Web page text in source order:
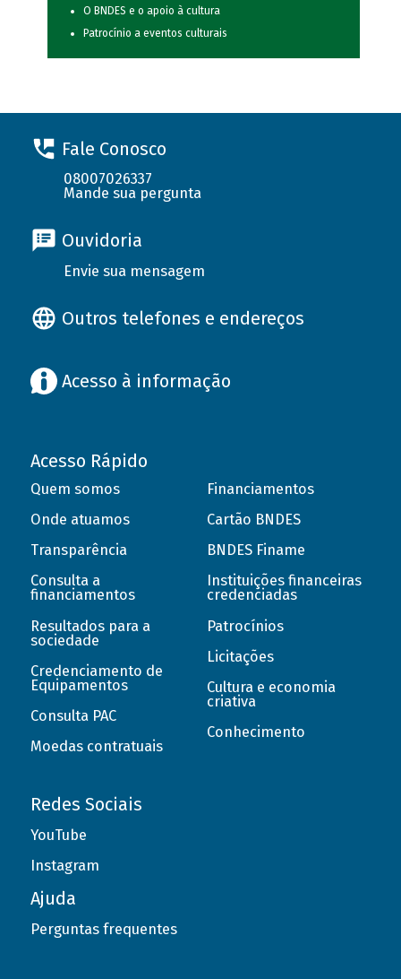
O BNDES e o apoio à cultura
Patrocínio a eventos culturais
Fale Conosco
08007026337
Mande sua pergunta
Ouvidoria
Envie sua mensagem
Outros telefones e endereços
Acesso à informação
Acesso Rápido
Quem somos
Onde atuamos
Transparência
Consulta a
financiamentos
Resultados para a
sociedade
Credenciamento de
Equipamentos
Consulta PAC
Moedas contratuais
Financiamentos
Cartão BNDES
BNDES Finame
Instituições financeiras
credenciadas
Patrocínios
Licitações
Cultura e economia
criativa
Conhecimento
Redes Sociais
YouTube
Instagram
Ajuda
Perguntas frequentes